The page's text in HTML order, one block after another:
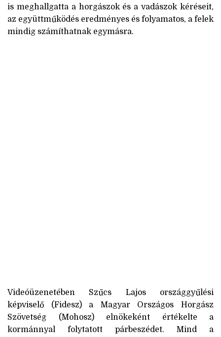
is meghallgatta a horgászok és a vadászok kéréseit,
az együttműködés eredményes és folyamatos, a felek
mindig számíthatnak egymásra.
Videóüzenetében Szűcs Lajos országgyűlési
képviselő (Fidesz) a Magyar Országos Horgász
Szövetség (Mohosz) elnökeként értékelte a
kormánnyal folytatott párbeszédet. Mind a